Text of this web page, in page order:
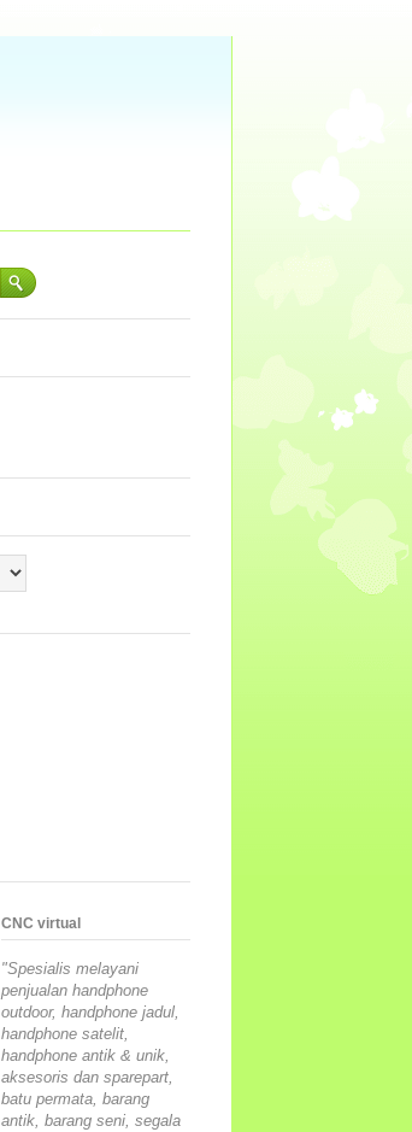
CNC virtual
"Spesialis melayani
penjualan handphone
outdoor, handphone jadul,
handphone satelit,
handphone antik & unik,
aksesoris dan sparepart,
batu permata, barang
antik, barang seni, segala